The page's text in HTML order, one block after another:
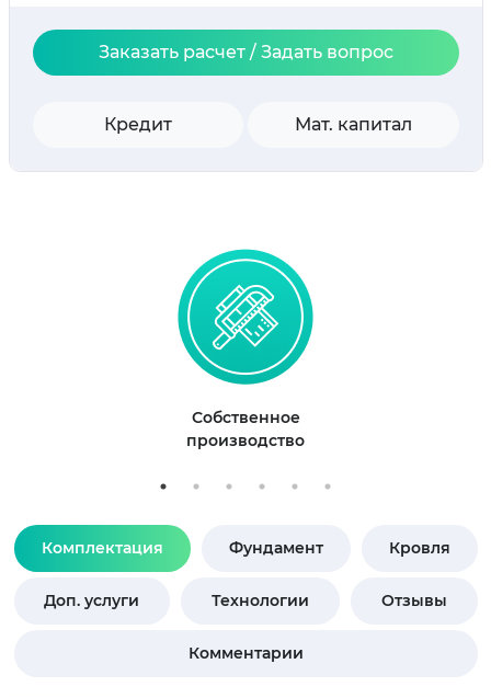
Заказать расчет / Задать вопрос
Кредит Мат. капитал
Собственное
производство
Комплектация Фундамент Кровля
Доп. услуги Технологии Отзывы
Комментарии